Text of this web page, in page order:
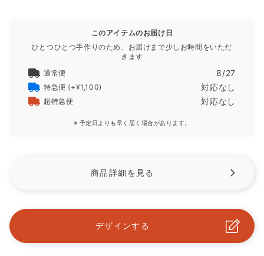
このアイテムのお届け日
ひとつひとつ手作りのため、お届けまで少しお時間をいただ
きます
通常便
8/27
特急便 (+¥1,100) 対応なし
超特急便 対応なし
※ 予定日よりも早く届く場合があります。
商品詳細を見る
デザインする